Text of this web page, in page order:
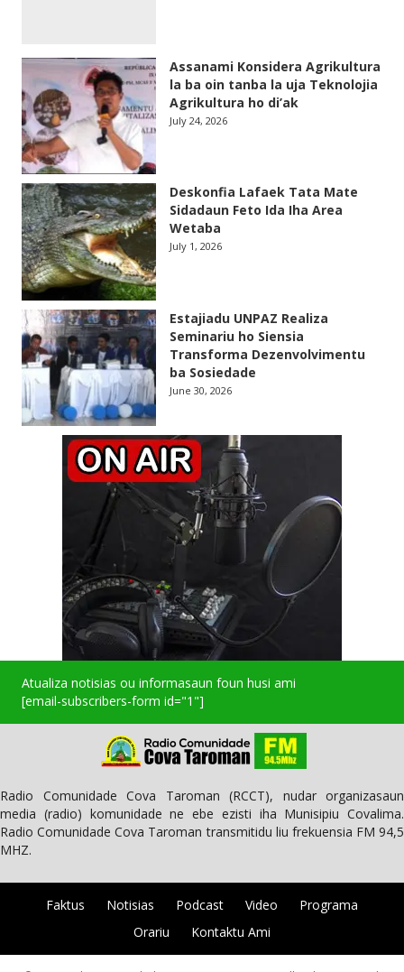
Assanami Konsidera Agrikultura
la ba oin tanba la uja Teknolojia
Agrikultura ho di’ak
July 24, 2026
Deskonfia Lafaek Tata Mate
Sidadaun Feto Ida Iha Area
Wetaba
July 1, 2026
Estajiadu UNPAZ Realiza
Seminariu ho Siensia
Transforma Dezenvolvimentu
ba Sosiedade
June 30, 2026
Atualiza notisias ou informasaun foun husi ami
[email-subscribers-form id="1"]
Radio Comunidade Cova Taroman (RCCT), nudar organizasaun
media (radio) komunidade ne ebe ezisti iha Munisipiu Covalima.
Radio Comunidade Cova Taroman transmitidu liu frekuensia FM 94,5
MHZ.
Faktus Notisias Podcast Video
Programa
Orariu
Kontaktu Ami